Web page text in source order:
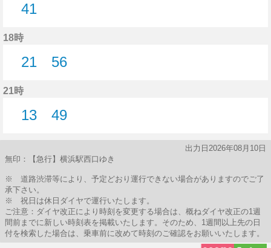
41
18時
21
56
21時
13
49
出力日2026年08月10日
無印：【急行】横浜駅西口ゆき
※ 道路渋滞等により、予定どおり運行できない場合がありますのでご了
承下さい。
※ 祝日は休日ダイヤで運行いたします。
ご注意：ダイヤ改正により時刻を変更する場合は、概ねダイヤ改正の1週
間前までに新しい時刻表を掲載いたします。そのため、1週間以上先の日
付を検索した場合は、乗車前に改めて時刻のご確認をお願いいたします。